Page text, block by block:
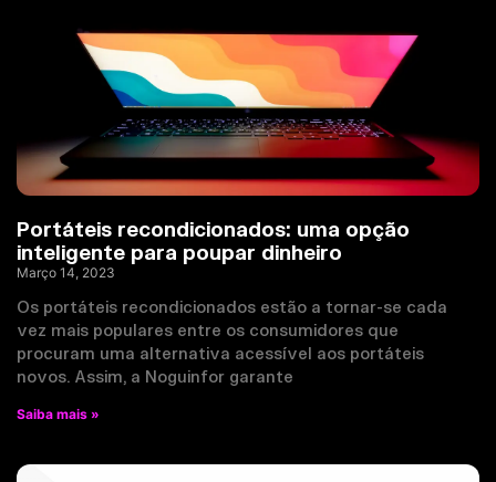
Portáteis recondicionados: uma opção
inteligente para poupar dinheiro
Março 14, 2023
Os portáteis recondicionados estão a tornar-se cada
vez mais populares entre os consumidores que
procuram uma alternativa acessível aos portáteis
novos. Assim, a Noguinfor garante
Saiba mais »